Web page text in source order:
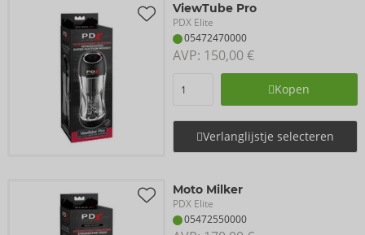
ViewTube Pro
PDX Elite
05472470000
AVP: 150,00 €
Kopen
Verlanglijstje selecteren
Moto Milker
PDX Elite
05472550000